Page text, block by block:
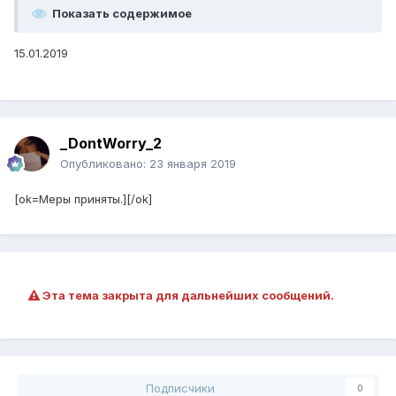
Показать содержимое
15.01.2019
_DontWorry_2
Опубликовано: 23 января 2019
[ok=Меры приняты.][/ok]
Эта тема закрыта для дальнейших сообщений.
Подписчики 0